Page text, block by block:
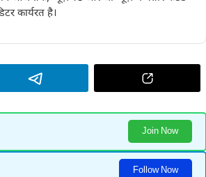
कार्यरत है।
Join Now
Follow Now